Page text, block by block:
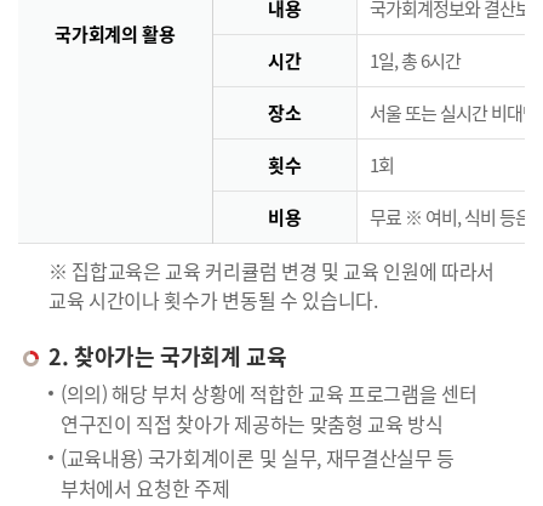
국가회계의 활용
내용 국가회계정보와 결산보
시간 1일, 총 6시간
장소 서울 또는 실시간 비대
횟수 1회
비용 무료 ※ 여비, 식비 등은
※ 집합교육은 교육 커리큘럼 변경 및 교육 인원에 따라서
교육 시간이나 횟수가 변동될 수 있습니다.
2. 찾아가는 국가회계 교육
(의의) 해당 부처 상황에 적합한 교육 프로그램을 센터
연구진이 직접 찾아가 제공하는 맞춤형 교육 방식
(교육내용) 국가회계이론 및 실무, 재무결산실무 등
부처에서 요청한 주제